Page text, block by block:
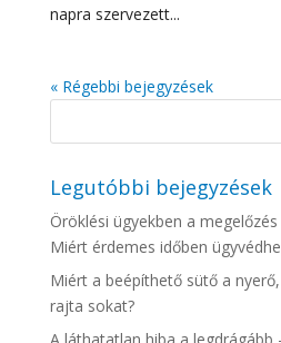
napra szervezett...
« Régebbi bejegyzések
Legutóbbi bejegyzések
Öröklési ügyekben a
Miért érdemes időben
Miért a beépíthető sütő a
rajta sokat?